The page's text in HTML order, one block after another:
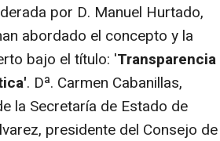
por D. Manuel Hurtado,
abordado el concepto y la
bajo el título: 'Transparencia
. Dª. Carmen Cabanillas,
la Secretaría de Estado de
presidente del Consejo de